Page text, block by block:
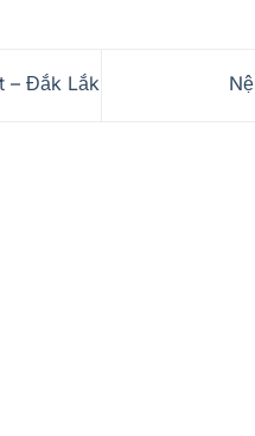
– Đắk Lắk